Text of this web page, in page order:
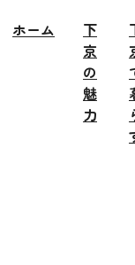
ホーム
下
京
の
魅
力